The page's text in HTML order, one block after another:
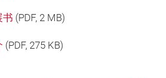
书 (PDF, 2 MB)
(PDF, 275 KB)